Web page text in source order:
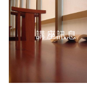
講座訊息